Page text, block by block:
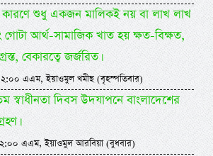
কারণে শুধু একজন মালিকই নয় বা লাখ লাখ
গোটা আর্থ-সামাজিক খাত হয় ক্ষত-বিক্ষত,
বেকারত্বে জর্জরিত।
এএম, ইয়াওমুল খমীছ (বৃহস্পতিবার)
স্বাধীনতা দিবস উদযাপনে বাংলাদেশের
এএম, ইয়াওমুল আরবিয়া (বুধবার)